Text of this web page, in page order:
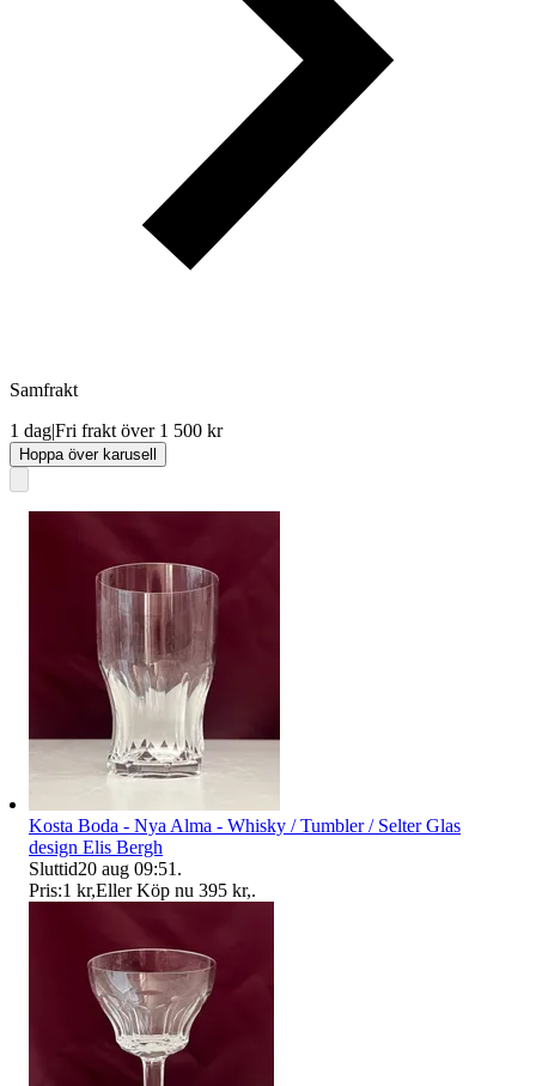
Samfrakt
1 dag|Fri frakt över 1 500 kr
Hoppa över karusell
Kosta Boda - Nya Alma - Whisky / Tumbler / Selter Glas
design Elis Bergh
Sluttid20 aug 09:51 .
Pris:1 kr,Eller Köp nu 395 kr,.